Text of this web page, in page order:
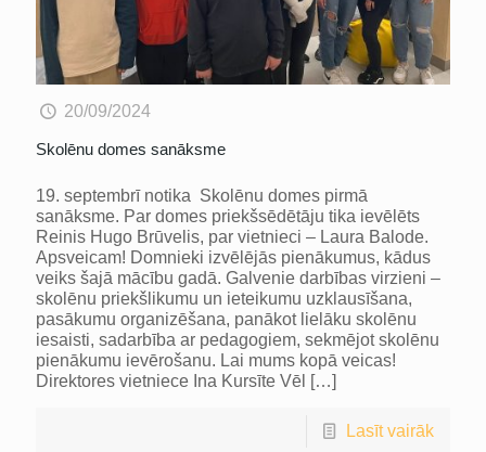
20/09/2024
Skolēnu domes sanāksme
19. septembrī notika Skolēnu domes pirmā
sanāksme. Par domes priekšsēdētāju tika ievēlēts
Reinis Hugo Brūvelis, par vietnieci – Laura Balode.
Apsveicam! Domnieki izvēlējās pienākumus, kādus
veiks šajā mācību gadā. Galvenie darbības virzieni –
skolēnu priekšlikumu un ieteikumu uzklausīšana,
pasākumu organizēšana, panākot lielāku skolēnu
iesaisti, sadarbība ar pedagogiem, sekmējot skolēnu
pienākumu ievērošanu. Lai mums kopā veicas!
Direktores vietniece Ina Kursīte Vēl […]
Lasīt vairāk